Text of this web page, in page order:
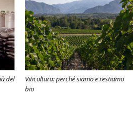
del
Viticoltura: perché siamo e restiamo
bio